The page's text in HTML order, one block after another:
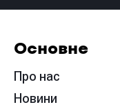
Основне
Про нас
Новини